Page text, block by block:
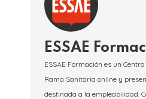
ESSAE
ESSAE Formación es un
Rama Sanitaria online y
destinada a la empleabilidad.